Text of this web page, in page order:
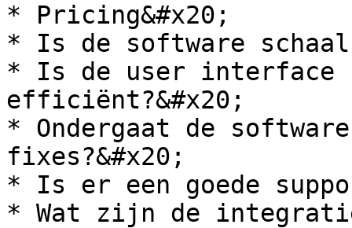
* Pricing&#x20;
* Is de software
* Is de user interface
efficiënt?&#x20;
* Ondergaat de
fixes?&#x20;
* Is er een goede
* Wat zijn de